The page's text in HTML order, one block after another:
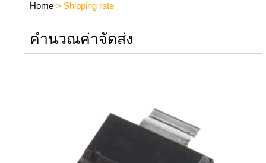
Home > Shipping rate
คำนวณค่าจัดส่ง